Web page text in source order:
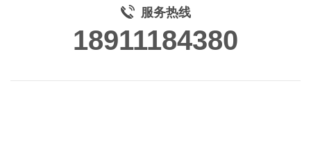
服务热线
18911184380